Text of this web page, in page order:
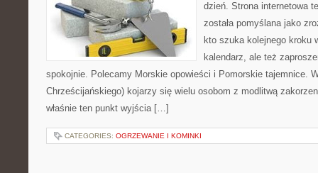
dzień. Strona internetowa
została pomyślana jako
kto szuka kolejnego kroku
kalendarz, ale też
spokojnie. Polecamy Morskie opowieści i Pomorskie tajemnice.
Chrześcijańskiego) kojarzy się wielu osobom z modlitwą
właśnie ten punkt wyjścia […]
CATEGORIES: OGRZEWANIE I KOMINKI